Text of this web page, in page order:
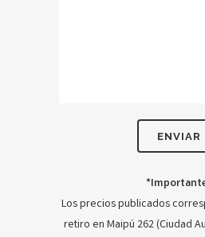
Los precios publicados
retiro en Maipú 262 (Ciudad